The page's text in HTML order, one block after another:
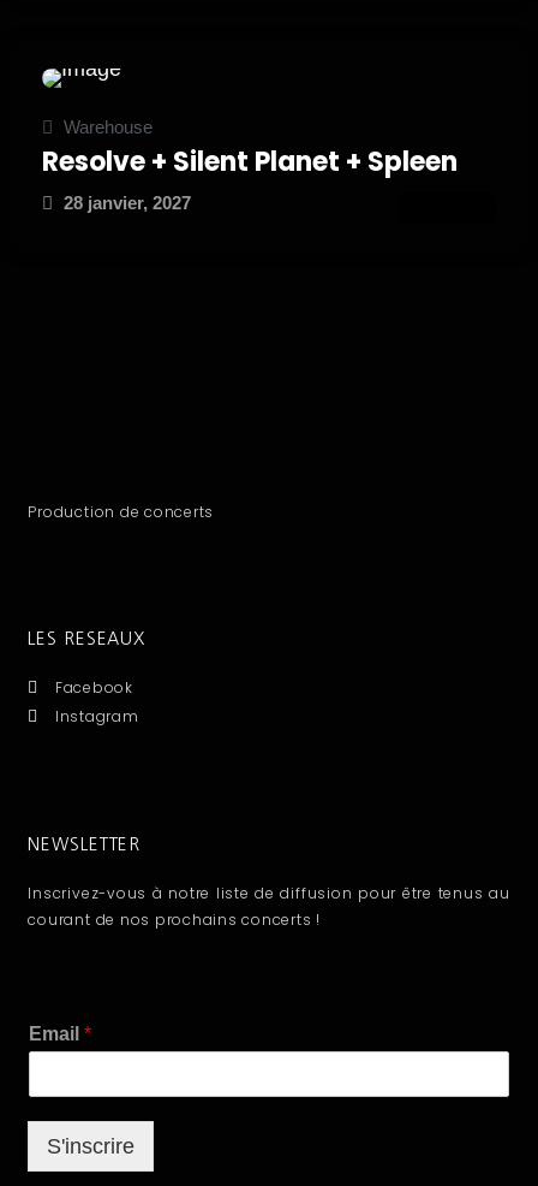
Warehouse
Resolve + Silent Planet + Spleen
28 janvier, 2027
Production de concerts
LES RESEAUX
Facebook
Instagram
NEWSLETTER
Inscrivez-vous à notre liste de diffusion pour être tenus au
courant de nos prochains concerts !
E
m
i
l
Email*
S'inscrire